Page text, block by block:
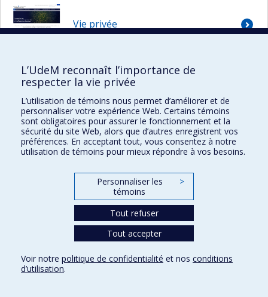
Vie privée
TI - Solutions d’affaires
institutionnelles – Communications et
services numériques
Support ou demande Typo3
Support ou demande Mon UdeM
Confidentialité
Conditions d’utilisation
L’UdeM reconnaît l’importance de
respecter la vie privée
L’utilisation de témoins nous permet d’améliorer et de
personnaliser votre expérience Web. Certains témoins
sont obligatoires pour assurer le fonctionnement et la
sécurité du site Web, alors que d’autres enregistrent vos
préférences. En acceptant tout, vous consentez à notre
utilisation de témoins pour mieux répondre à vos besoins.
Personnaliser les
témoins
>
Tout refuser
Tout accepter
Voir notre politique de confidentialité et nos conditions
d’utilisation.